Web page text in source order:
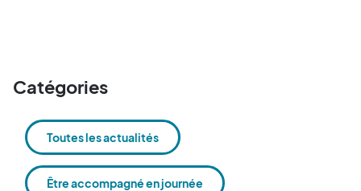
Catégories
Toutes les actualités
Être accompagné en journée